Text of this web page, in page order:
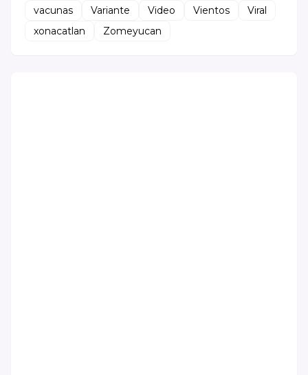
vacunas
Variante Video Vientos
Viral
xonacatlan
Zomeyucan